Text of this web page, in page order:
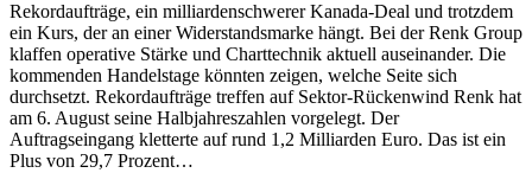
Rekordaufträge, ein milliardenschwerer Kanada-Deal und trotzdem
ein Kurs, der an einer Widerstandsmarke hängt. Bei der Renk Group
klaffen operative Stärke und Charttechnik aktuell auseinander. Die
kommenden Handelstage könnten zeigen, welche Seite sich
durchsetzt. Rekordaufträge treffen auf Sektor-Rückenwind Renk hat
am 6. August seine Halbjahreszahlen vorgelegt. Der
Auftragseingang kletterte auf rund 1,2 Milliarden Euro. Das ist ein
Plus von 29,7 Prozent…